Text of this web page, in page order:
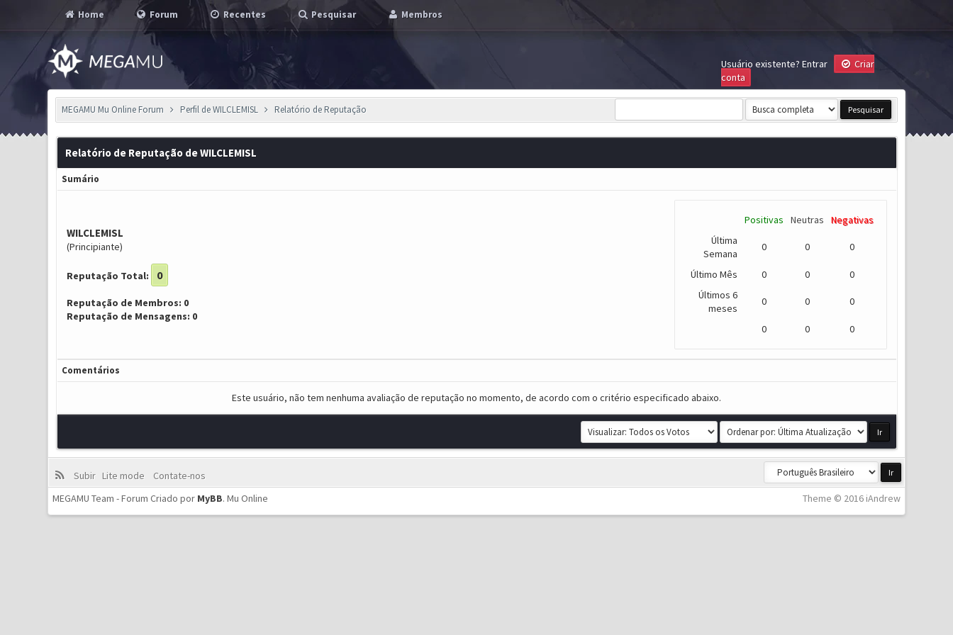
Home Forum Recentes Pesquisar Membros
Usuário existente? Entrar
Criar
conta
MEGAMU Mu Online Forum Perfil de WILCLEMISL Relatório de Reputação
Relatório de Reputação de WILCLEMISL
Sumário
WILCLEMISL
(Principiante)
Reputação Total: 0
Reputação de Membros: 0
Reputação de Mensagens: 0
Positivas Neutras
Negativas
Última
Semana
0 0 0
Último Mês 0 0
0
Últimos 6
meses
0 0 0
0 0 0
Comentários
Este usuário, não tem nenhuma avaliação de reputação no momento, de acordo com o critério especificado abaixo.
Subir Lite mode
Contate-nos
Theme © 2016 iAndrew
MEGAMU Team - Forum Criado por MyBB.Mu Online